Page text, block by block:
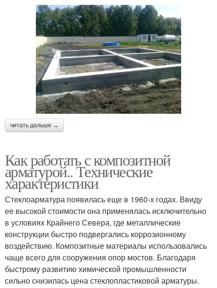
читать дальше →
Как работать с композитной
арматурой.. Технические
характеристики
Стеклоарматура появилась еще в 1960-х годах. Ввиду
ее высокой стоимости она применялась исключительно
в условиях Крайнего Севера, где металлические
конструкции быстро подвергались коррозионному
воздействию. Композитные материалы использовались
чаще всего для сооружения опор мостов. Благодаря
быстрому развитию химической промышленности
сильно снизилась цена стеклопластиковой арматуры.